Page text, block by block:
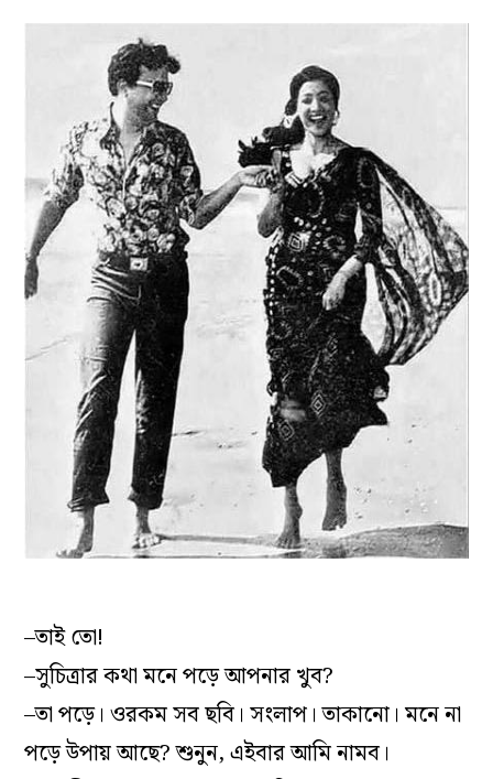
–তাই তো!
–সুচিত্রার কথা মনে পড়ে আপনার খুব?
–তা পড়ে। ওরকম সব ছবি। সংলাপ। তাকানো। মনে না
পড়ে উপায় আছে? শুনুন, এইবার আমি নামব।